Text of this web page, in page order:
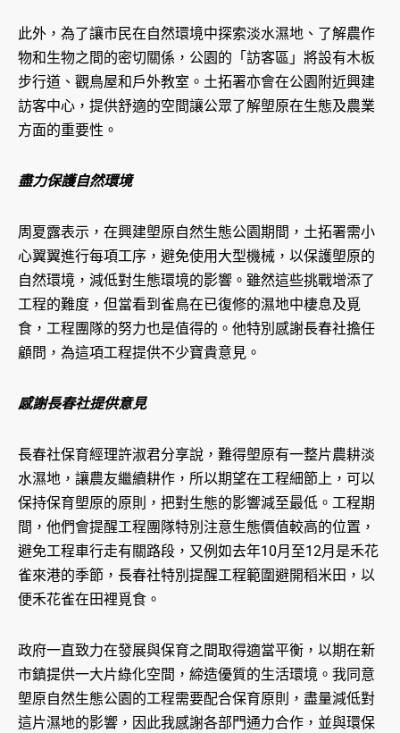
此外，為了讓市民在自然環境中探索淡水濕地、了解農作
物和生物之間的密切關係，公園的「訪客區」將設有木板
步行道、觀鳥屋和戶外教室。土拓署亦會在公園附近興建
訪客中心，提供舒適的空間讓公眾了解塱原在生態及農業
方面的重要性。
盡力保護自然環境
周夏露表示，在興建塱原自然生態公園期間，土拓署需小
心翼翼進行每項工序，避免使用大型機械，以保護塱原的
自然環境，減低對生態環境的影響。雖然這些挑戰增添了
工程的難度，但當看到雀鳥在已復修的濕地中棲息及覓
食，工程團隊的努力也是值得的。他特別感謝長春社擔任
顧問，為這項工程提供不少寶貴意見。
感謝長春社提供意見
長春社保育經理許淑君分享說，難得塱原有一整片農耕淡
水濕地，讓農友繼續耕作，所以期望在工程細節上，可以
保持保育塱原的原則，把對生態的影響減至最低。工程期
間，他們會提醒工程團隊特別注意生態價值較高的位置，
避免工程車行走有關路段，又例如去年10月至12月是禾花
雀來港的季節，長春社特別提醒工程範圍避開稻米田，以
便禾花雀在田裡覓食。
政府一直致力在發展與保育之間取得適當平衡，以期在新
市鎮提供一大片綠化空間，締造優質的生活環境。我同意
塱原自然生態公園的工程需要配合保育原則，盡量減低對
這片濕地的影響，因此我感謝各部門通力合作，並與環保